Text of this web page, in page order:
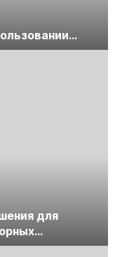
для